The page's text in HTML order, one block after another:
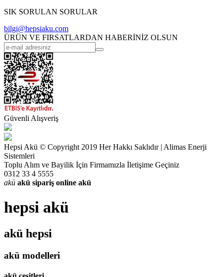
SIK SORULAN SORULAR
bilgi@hepsiaku.com
ÜRÜN VE FIRSATLARDAN HABERİNİZ OLSUN
Güvenli Alışveriş
Hepsi Akü © Copyright 2019 Her Hakkı Saklıdır | Alimas Enerji
Sistemleri
Toplu Alım ve Bayilik İçin Firmamızla İletişime Geçiniz
0312 33 4 5555
akü akü sipariş online akü
hepsi akü
akü hepsi
akü modelleri